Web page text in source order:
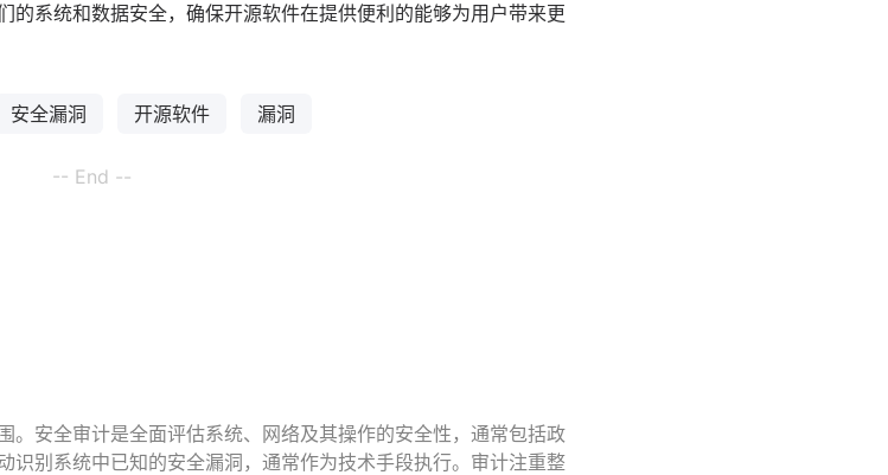
的系统和数据安全，确保开源软件在提供便利的能够为用户带来更
安全漏洞 开源软件 漏洞
-- End --
。安全审计是全面评估系统、网络及其操作的安全性，通常包括政
识别系统中已知的安全漏洞，通常作为技术手段执行。审计注重整